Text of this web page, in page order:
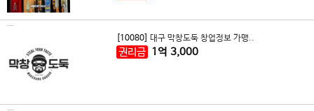
[10080] 대구 막창도둑 창업정보 가맹..
권리금 1 억 3,000